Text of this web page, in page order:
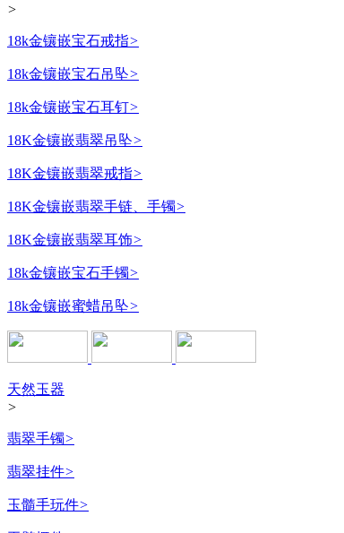
>
18k金镶嵌宝石戒指>
18k金镶嵌宝石吊坠>
18k金镶嵌宝石耳钉>
18K金镶嵌翡翠吊坠>
18K金镶嵌翡翠戒指>
18K金镶嵌翡翠手链、手镯>
18K金镶嵌翡翠耳饰>
18k金镶嵌宝石手镯>
18k金镶嵌蜜蜡吊坠>
天然玉器
>
翡翠手镯>
翡翠挂件>
玉髓手玩件>